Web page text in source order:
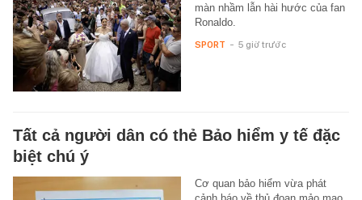
màn nhầm lẫn hài hước của fan
Ronaldo.
SPORT - 5 giờ trước
Tất cả người dân có thẻ Bảo hiểm y tế đặc
biệt chú ý
Cơ quan bảo hiểm vừa phát